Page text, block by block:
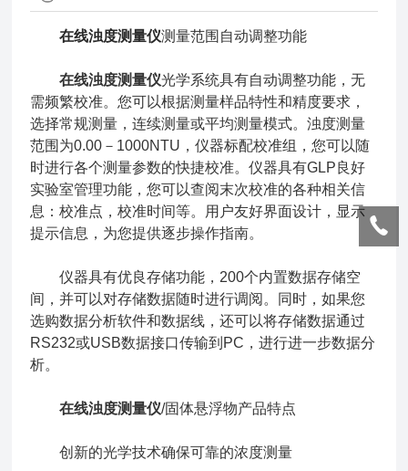
在线浊度测量仪测量范围自动调整功能
在线浊度测量仪光学系统具有自动调整功能，无
需频繁校准。您可以根据测量样品特性和精度要求，
选择常规测量，连续测量或平均测量模式。浊度测量
范围为0.00－1000NTU，仪器标配校准组，您可以随
时进行各个测量参数的快捷校准。仪器具有GLP良好
实验室管理功能，您可以查阅末次校准的各种相关信
息：校准点，校准时间等。用户友好界面设计，显示
提示信息，为您提供逐步操作指南。
仪器具有优良存储功能，200个内置数据存储空
间，并可以对存储数据随时进行调阅。同时，如果您
选购数据分析软件和数据线，还可以将存储数据通过
RS232或USB数据接口传输到PC，进行进一步数据分
析。
在线浊度测量仪/固体悬浮物产品特点
创新的光学技术确保可靠的浓度测量